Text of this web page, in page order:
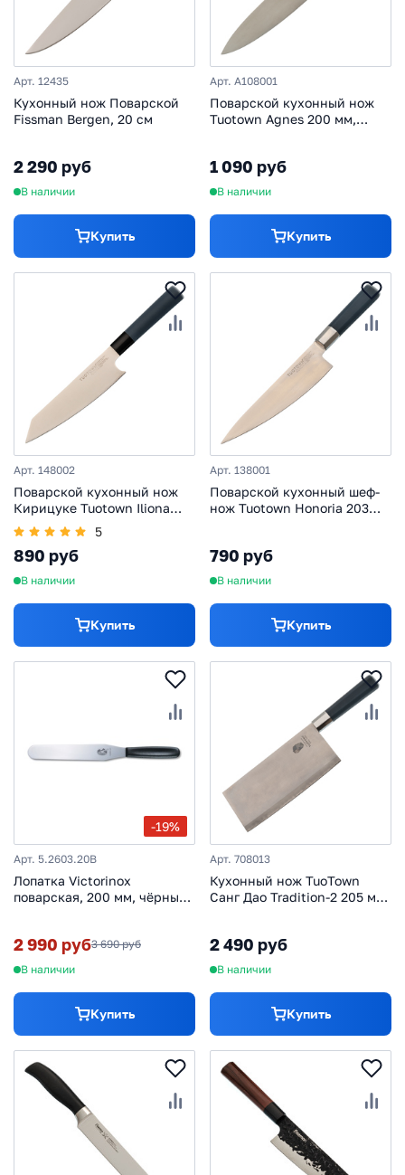
Арт. 12435
Кухонный нож Поварской
Fissman Bergen, 20 см
2 290 руб
В наличии
Купить
Арт. A108001
Поварской кухонный нож
Tuotown Agnes 200 мм,
1 090 руб
В наличии
Купить
Арт. 148002
Поварской кухонный нож
Кирицуке Tuotown Iliona
202 мм, сталь 1.4116
5
890 руб
В наличии
Купить
Арт. 138001
Поварской кухонный шеф-
нож Tuotown Honoria 203
790 руб
В наличии
Купить
-19%
Арт. 5.2603.20B
Лопатка Victorinox
поварская, 200 мм, чёрный
2 990 руб3 690 руб
В наличии
Купить
Арт. 708013
Кухонный нож TuoTown
Санг Дао Tradition-2 205 мм,
2 490 руб
В наличии
Купить